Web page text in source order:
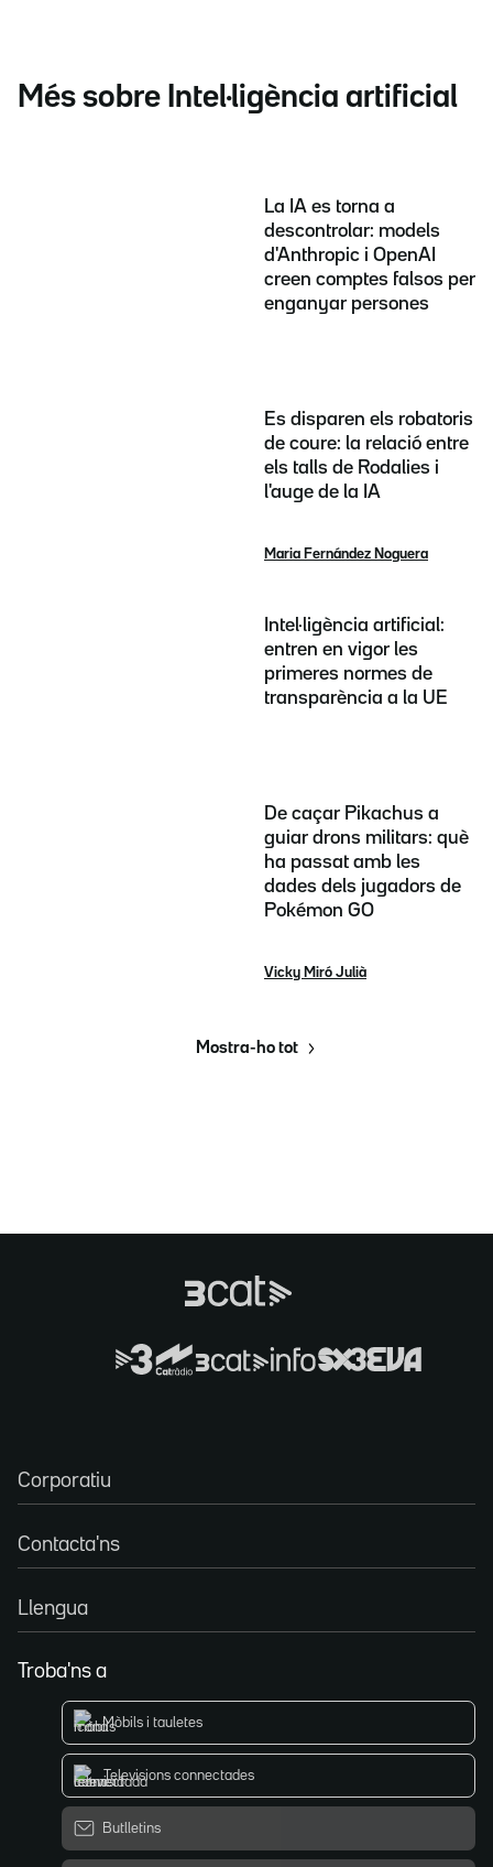
Més sobre Intel·ligència artificial
La IA es torna a
descontrolar: models
d'Anthropic i OpenAI
creen comptes falsos per
enganyar persones
Es disparen els robatoris
de coure: la relació entre
els talls de Rodalies i
l'auge de la IA
Maria Fernández Noguera
Intel·ligència artificial:
entren en vigor les
primeres normes de
transparència a la UE
De caçar Pikachus a
guiar drons militars: què
ha passat amb les
dades dels jugadors de
Pokémon GO
Vicky Miró Julià
Mostra-ho tot
Corporatiu
Contacta'ns
Llengua
Troba'ns a
Mòbils i tauletes
Televisions connectades
Butlletins